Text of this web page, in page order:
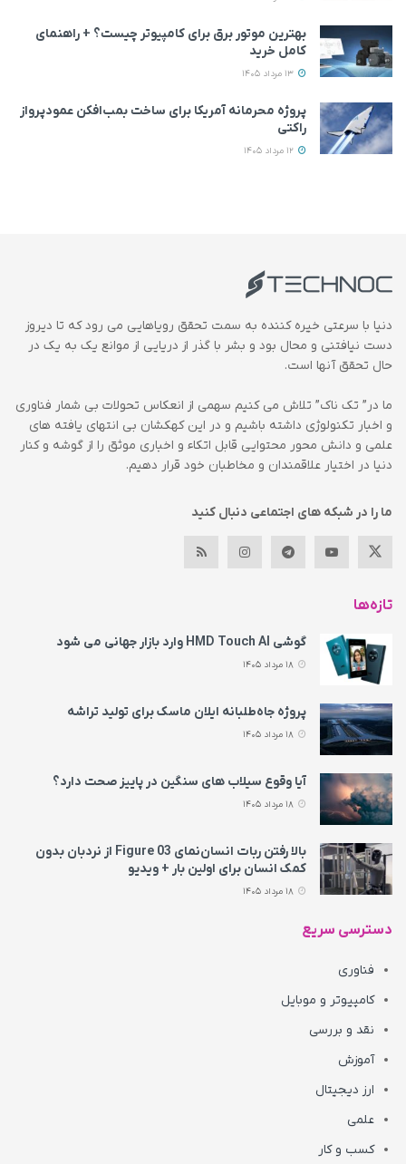
بهترین موتور برق برای کامپیوتر چیست؟ + راهنمای
کامل خرید
پروژه محرمانه آمریکا برای ساخت بمب‌افکن عمودپرواز
راکتی
دنیا با سرعتی خیره کننده به سمت تحقق رویاهایی می رود که تا دیروز
دست نیافتنی و محال بود و بشر با گذر از دریایی از موانع یک به یک در
حال تحقق آنها است.
ما در” تک ناک” تلاش می کنیم سهمی از انعکاس تحولات بی شمار فناوری
و اخبار تکنولوژی داشته باشیم و در این کهکشان بی انتهای یافته های
علمی و دانش محور محتوایی قابل اتکاء و اخباری موثق را از گوشه و کنار
دنیا در اختیار علاقمندان و مخاطبان خود قرار دهیم.
ما را در شبکه های اجتماعی دنبال کنید
تازه‌ها
گوشی HMD Touch AI وارد بازار جهانی می‌ شود
پروژه جاه‌طلبانه ایلان ماسک برای تولید تراشه
آیا وقوع سیلاب های سنگین در پاییز صحت دارد؟
بالا رفتن ربات انسان‌نمای Figure 03 از نردبان بدون
کمک انسان برای اولین بار + ویدیو
دسترسی سریع
فناوری
کامپیوتر و موبایل
نقد و بررسی
آموزش
ارز دیجیتال
علمی
کسب و کار